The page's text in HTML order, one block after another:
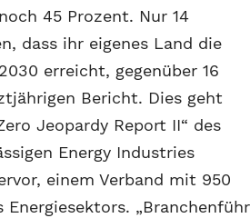
45 Prozent. Nur 14
dass ihr eigenes Land die
erreicht, gegenüber 16
Bericht. Dies geht
Jeopardy Report II“ des
Energy Industries
einem Verband mit 950
Energiesektors.